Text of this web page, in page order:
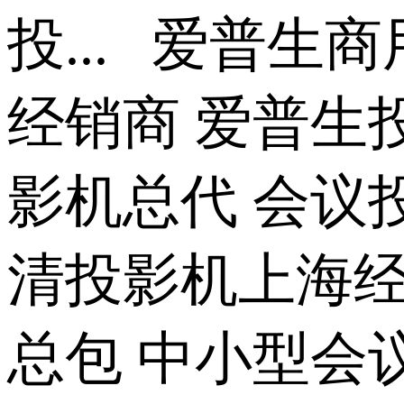
投... 爱普生商
经销商 爱普生
影机总代 会议
清投影机上海
总包 中小型